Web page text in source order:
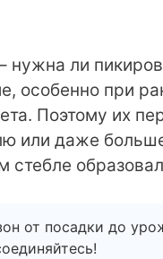
нужна ли
особенно при
Поэтому их
или даже
стебле
от посадки до